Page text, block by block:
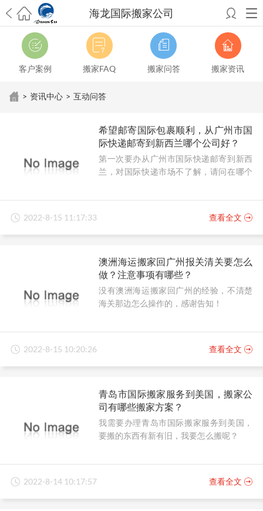
海龙国际搬家公司
希望邮寄国际包裹顺利，从广州市国际快递邮寄到新西兰哪个公司好？
澳洲海运搬家回广州报关清关要怎么做？注意事项有哪些？
青岛市国际
搬家服务到美国，搬家公司有哪些搬家方案？大连市国际搬家服务到中
国台湾是一种怎样的体验？有人分享搬家经历吗？
从长沙市国际快递邮
寄到韩国有哪些国际快递方式？用哪种好？
法有哪些？具体怎么操作？
国际搬家：家具海运到奥克兰怎么样能省
影响国际搬家吗？上海搬家到新西兰旺格雷有点不一样 北京私人物品运
输到澳大利亚，移民如何跨国搬家？上海移民搬家到塞浦路斯，国际搬
家怎么搬省钱？昆明搬家到美国，如何打包才能对国际长途运输放心？
从重庆市托运到美国从上海市托运到澳大利亚
市搬家到英国从南京市搬家到加拿大从大连市搬家到英国从佛山市搬家
到美国从北京市搬家到西班牙
客户案例 搬家FAQ 搬家问答 搬家资讯
> 资讯中心 > 互动问答
希望邮寄国际包裹顺利，从广州市国
际快递邮寄到新西兰哪个公司好？
第一次要办从广州市国际快递邮寄到新西
兰，对国际快递市场不了解，请问在哪个
2022-8-15 11:17:33 查看全文
澳洲海运搬家回广州报关清关要怎么
做？注意事项有哪些？
没有澳洲海运搬家回广州的经验，不清楚
海关那边怎么操作的，感谢告知！
2022-8-15 10:20:26 查看全文
青岛市国际搬家服务到美国，搬家公
司有哪些搬家方案？
我需要办理青岛市国际搬家服务到美国，
要搬的东西有新有旧，我要怎么搬呢？
2022-8-14 10:17:57 查看全文